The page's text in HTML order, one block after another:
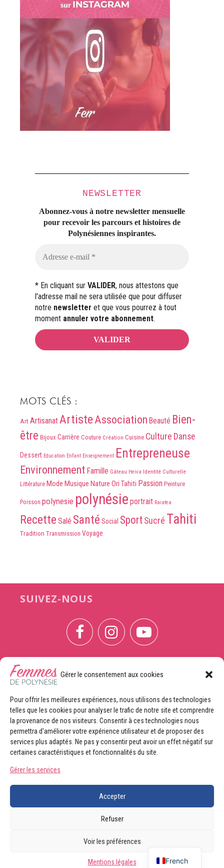
Gérer le consentement aux cookies
Pour offrir les meilleures expériences, nous utilisons des technologies
telles que les cookies pour analyser le trafic de notre site et comprendre
la provenance de nos visiteurs. Consentir à ces technologies nous
permettra d'améliorer votre expérience utilisateur et de proposer des
services plus adaptés. Ne pas y consentir peut avoir un effet négatif sur
certaines caractéristiques et fonctionnalités du site.
Gérer les services
Accepter
Refuser
Voir les préférences
Mentions légales
NEWSLETTER
Abonnez-vous à notre newsletter mensuelle
pour recevoir les parcours et histoires de
Polynésiennes inspirantes.
* En cliquant sur VALIDER, nous attestons que
l'adresse mail ne sera utilisée que pour diffuser
notre newsletter et que vous pourrez à tout
moment annuler votre abonnement.
MOTS CLÉS :
Art ArtisanatArtisteAssociation Beauté Bien-
être Bijoux Carrière Couture Création Cuisine Culture Danse
Dessert Education Enfant Enseignement Entrepreneuse
Environnement Famille Gâteau Heiva Identité Culturelle
Littérature Mode Musique Nature Ori Tahiti Passion Peinture
Poisson polynesie polynésie portrait Raiatea
Recette Salé Santé Social SportSucré Tahiti
Tradition Transmission Voyage
SUIVEZ-NOUS
CONTRIBUTRICE
Envoyez-nous vos projets, vos idées, vos articles ou vos
photos
ANNONCEURS
Découvrez nos offres publicitaires
© Femmes de Polynésie
French